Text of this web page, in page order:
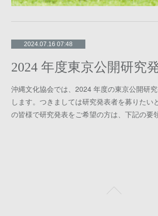
2024.07.16 07:48
沖縄文化協会では、2024 年度の東京公開研
します。つきましては研究発表者を募りたい
の皆様で研究発表をご希望の方は、下記の